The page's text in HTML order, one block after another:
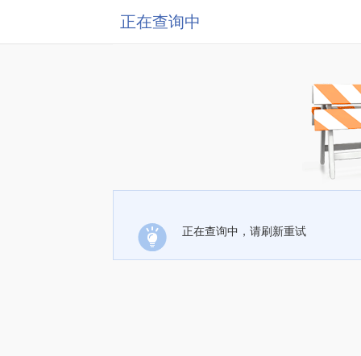
正在查询中
正在查询中，请刷新重试